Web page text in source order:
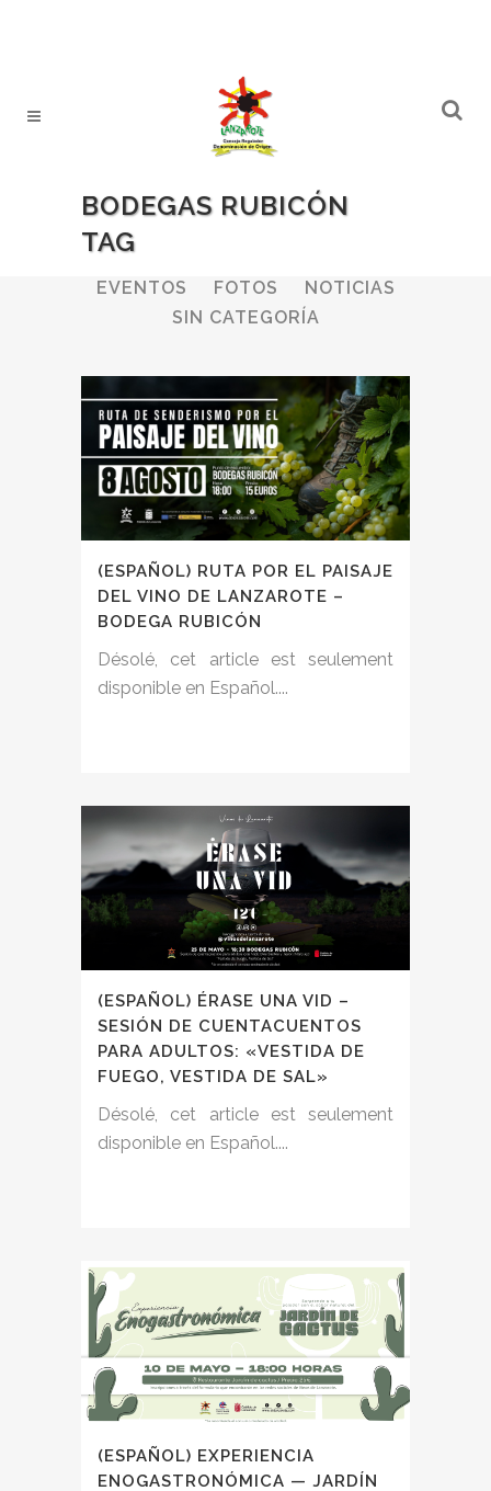
BODEGAS RUBICÓN
TAG
ALL
EVENTOS
FOTOS
NOTICIAS
SIN CATEGORÍA
(ESPAÑOL) RUTA POR EL PAISAJE
DEL VINO DE LANZAROTE –
BODEGA RUBICÓN
Désolé, cet article est seulement
disponible en Español....
(ESPAÑOL) ÉRASE UNA VID –
SESIÓN DE CUENTACUENTOS
PARA ADULTOS: «VESTIDA DE
FUEGO, VESTIDA DE SAL»
Désolé, cet article est seulement
disponible en Español....
(ESPAÑOL) EXPERIENCIA
ENOGASTRONÓMICA — JARDÍN